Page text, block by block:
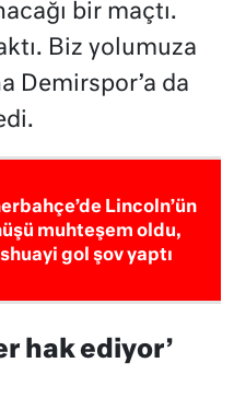
bir maçtı.
Biz yolumuza
Demirspor’a da
Lincoln’ün
muhteşem oldu,
gol şov yaptı
hak ediyor’